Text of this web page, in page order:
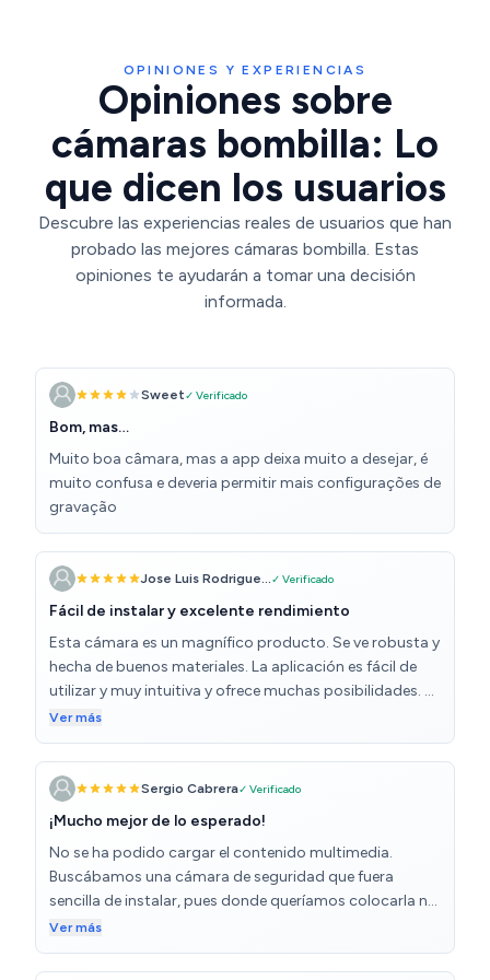
OPINIONES Y EXPERIENCIAS
Opiniones sobre
cámaras bombilla: Lo
que dicen los usuarios
Descubre las experiencias reales de usuarios que han
probado las mejores cámaras bombilla. Estas
opiniones te ayudarán a tomar una decisión
informada.
Sweet✓ Verificado
Bom, mas…
Muito boa câmara, mas a app deixa muito a desejar, é
muito confusa e deveria permitir mais configurações de
gravação
Jose Luis Rodrigue...✓ Verificado
Fácil de instalar y excelente rendimiento
Esta cámara es un magnífico producto. Se ve robusta y
hecha de buenos materiales. La aplicación es fácil de
utilizar y muy intuitiva y ofrece muchas posibilidades. La
calidad de imagen es muy buena. La tengo colocada en
una terraza y hasta la fecha sin problemas por la lluvia y
el frío. Se conecta fácilmente al router y no se producen
desconexiones. Hasta ahora estoy encantado. La
relación calidad precio es muy buena. La recomiendo
sin duda alguna.
Ver más
Sergio Cabrera✓ Verificado
¡Mucho mejor de lo esperado!
No se ha podido cargar el contenido multimedia.
Buscábamos una cámara de seguridad que fuera
sencilla de instalar, pues donde queríamos colocarla no
había posibilidad de sacar un enchufe (salvo
taladrando el cemento). Y esta opción de recibir
corriente a través del casquillo de la bombilla, además
Ver más